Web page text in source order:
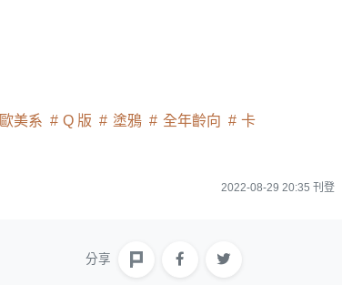
歐美系 Q 版 塗鴉 全年齡向
卡
2022-08-29 20:35 刊登
分享